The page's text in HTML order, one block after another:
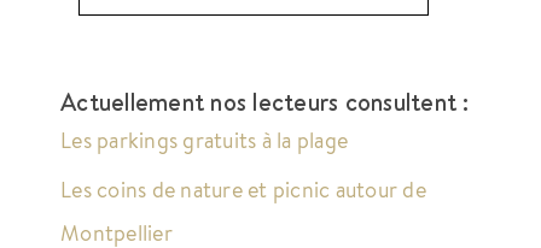
Actuellement nos lecteurs consultent :
Les parkings gratuits à la plage
Les coins de nature et picnic autour de
Montpellier